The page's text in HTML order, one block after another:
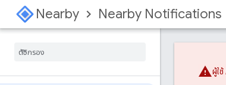
Nearby Nearby Notifications
ผู้ใ